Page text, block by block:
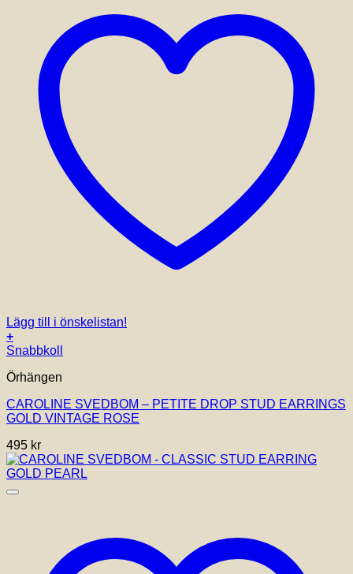
Lägg till i önskelistan!
+
Snabbkoll
Örhängen
CAROLINE SVEDBOM – PETITE DROP STUD EARRINGS
GOLD VINTAGE ROSE
495 kr